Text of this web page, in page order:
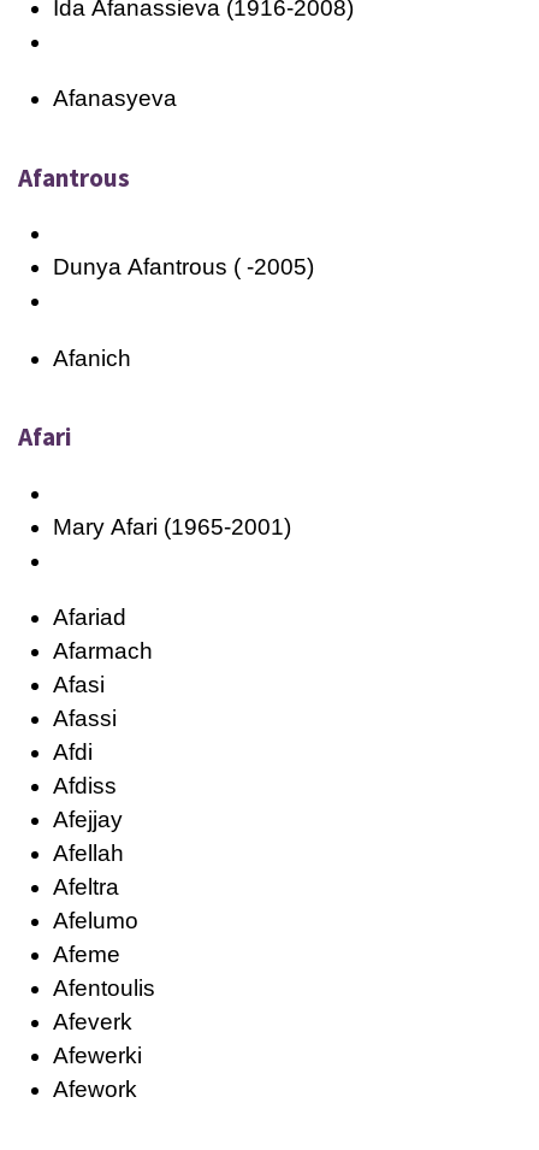
Ida Afanassieva (1916-2008)
Afanasyeva
Afantrous
Dunya Afantrous ( -2005)
Afanich
Afari
Mary Afari (1965-2001)
Afariad
Afarmach
Afasi
Afassi
Afdi
Afdiss
Afejjay
Afellah
Afeltra
Afelumo
Afeme
Afentoulis
Afeverk
Afewerki
Afework